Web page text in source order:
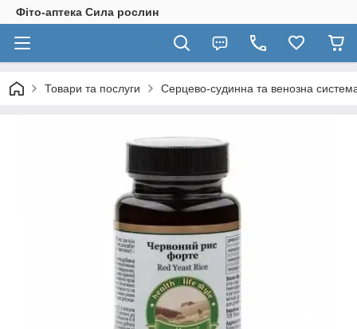
Фіто-аптека Сила рослин
Товари та послуги Серцево-судинна та венозна